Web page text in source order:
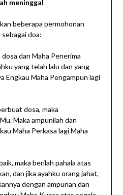
meninggal
beberapa permohonan
doa:
dan Maha Penerima
yang telah lalu dan yang
Engkau Maha Pengampun lagi
dosa, maka
Maka ampunilah dan
Maha Perkasa lagi Maha
maka berilah pahala atas
dan jika ayahku orang jahat,
dengan ampunan dan